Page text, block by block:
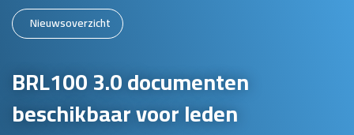
Nieuwsoverzicht
BRL100 3.0 documenten
beschikbaar voor leden